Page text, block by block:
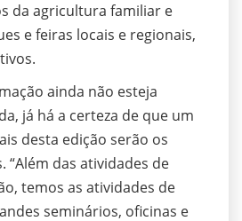
da agricultura familiar e
e feiras locais e regionais,
ainda não esteja
já há a certeza de que um
desta edição serão os
“Além das atividades de
temos as atividades de
seminários, oficinas e